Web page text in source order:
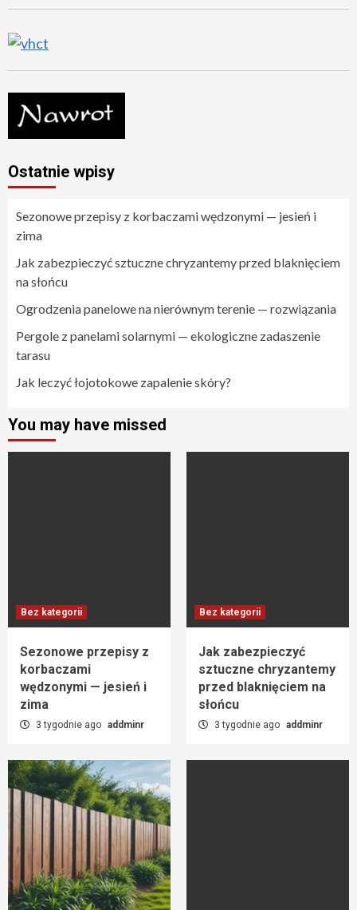
Ostatnie wpisy
Sezonowe przepisy z korbaczami wędzonymi — jesień i
zima
Jak zabezpieczyć sztuczne chryzantemy przed blaknięciem
na słońcu
Ogrodzenia panelowe na nierównym terenie — rozwiązania
Pergole z panelami solarnymi — ekologiczne zadaszenie
tarasu
Jak leczyć łojotokowe zapalenie skóry?
You may have missed
Bez kategorii
Sezonowe przepisy z
korbaczami
wędzonymi — jesień i
zima
3 tygodnie ago addminr
Bez kategorii
Jak zabezpieczyć
sztuczne chryzantemy
przed blaknięciem na
słońcu
3 tygodnie ago addminr